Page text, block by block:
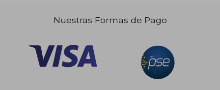
45%
dcto.
$ 238.246
$ 131.035
45%
dcto.
Nuestras Formas de Pago